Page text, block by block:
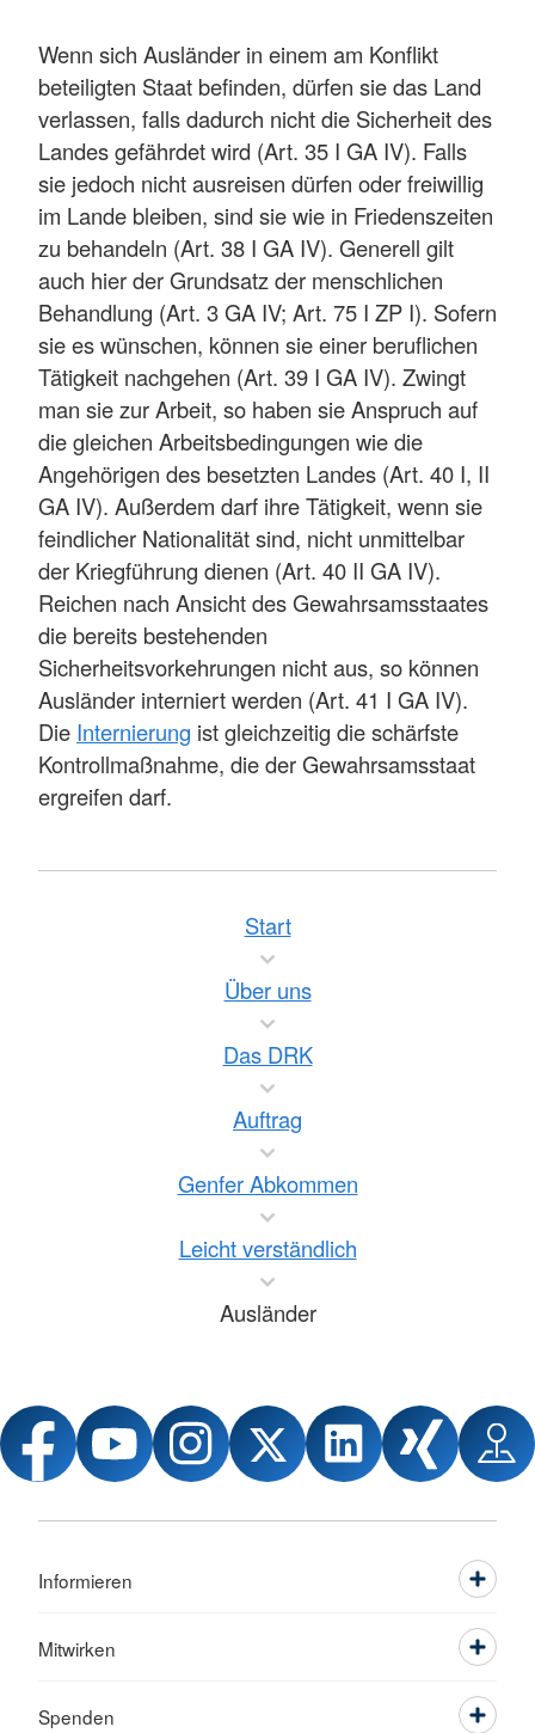
Wenn sich Ausländer in einem am Konflikt
beteiligten Staat befinden, dürfen sie das Land
verlassen, falls dadurch nicht die Sicherheit des
Landes gefährdet wird (Art. 35 I GA IV). Falls
sie jedoch nicht ausreisen dürfen oder freiwillig
im Lande bleiben, sind sie wie in Friedenszeiten
zu behandeln (Art. 38 I GA IV). Generell gilt
auch hier der Grundsatz der menschlichen
Behandlung (Art. 3 GA IV; Art. 75 I ZP I). Sofern
sie es wünschen, können sie einer beruflichen
Tätigkeit nachgehen (Art. 39 I GA IV). Zwingt
man sie zur Arbeit, so haben sie Anspruch auf
die gleichen Arbeitsbedingungen wie die
Angehörigen des besetzten Landes (Art. 40 I, II
GA IV). Außerdem darf ihre Tätigkeit, wenn sie
feindlicher Nationalität sind, nicht unmittelbar
der Kriegführung dienen (Art. 40 II GA IV).
Reichen nach Ansicht des Gewahrsamsstaates
die bereits bestehenden
Sicherheitsvorkehrungen nicht aus, so können
Ausländer interniert werden (Art. 41 I GA IV).
Die Internierung ist gleichzeitig die schärfste
Kontrollmaßnahme, die der Gewahrsamsstaat
ergreifen darf.
Start
Über uns
Das DRK
Auftrag
Genfer Abkommen
Leicht verständlich
Ausländer
Informieren
Mitwirken
Spenden